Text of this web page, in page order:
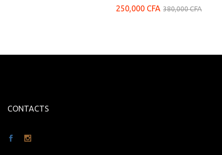
250,000 CFA 380,000CFA
CONTACTS